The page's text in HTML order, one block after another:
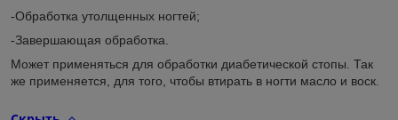
-Обработка утолщенных ногтей;
-Завершающая обработка.
Может применяться для обработки диабетической стопы. Так
же применяется, для того, чтобы втирать в ногти масло и воск.